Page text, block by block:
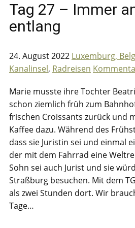
Tag 27 – Immer
entlang
24. August 2022 Luxemburg,
Kanalinsel, Radreisen
Marie musste ihre Tochter
schon ziemlich früh zum
frischen Croissants zurück und
Kaffee dazu. Während des
dass sie Juristin sei und einmal
der mit dem Fahrrad eine
Sohn sei auch Jurist und sie
Straßburg besuchen. Mit dem
als zwei Stunden dort. Wir
Tage…